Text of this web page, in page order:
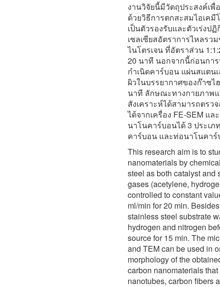
งานวิจัยนี้มีวัตถุประสงค์เ
ด้วยวิธีการตกสะสมไอเคมี
เป็นตัวรองรับและตัวเร่งป
เซลเซียสอัตราการไหลรว
ไนโตรเจน ที่อัตราส่วน
20 นาที นอกจากนี้ก่อนกา
กำเนิดคาร์บอน แผ่นสแตน
ผิวในบรรยากาศของก๊าซไ
นาที ลักษณะทางกายภาพ
สังเคราะห์ได้สามารถตรว
ได้จากเครื่อง FE-SEM แ
นาโนคาร์บอนได้ 3 ประเ
คาร์บอน และท่อนาโนคา
This research aim is to
nanomaterials by
steel as both catalyst and
gases (acetylene,
controlled to constant
ml/min for 20 min.
stainless steel substrate
hydrogen and nitrogen
source for 15 min. The
and TEM can be used in
morphology of the
carbon nanomaterials
nanotubes, carbon fibers